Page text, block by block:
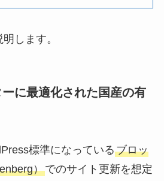
します。
に最適化された国産の有
標準になっているブロッ
）でのサイト更新を想定